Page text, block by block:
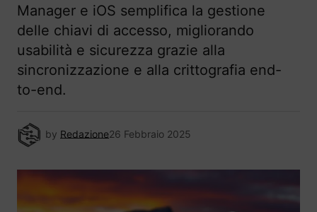
Manager e iOS semplifica la gestione
delle chiavi di accesso, migliorando
usabilità e sicurezza grazie alla
sincronizzazione e alla crittografia end-
to-end.
by Redazione26 Febbraio 2025